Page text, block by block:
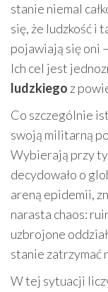
stanie niemal
się, że ludzkość i
pojawiają się oni
Ich cel jest
ludzkiego z
Co szczególnie
swoją militarną
Wybierają przy
decydowało o
areną epidemii,
narasta chaos:
uzbrojone
stanie zatrzymać
W tej sytuacji